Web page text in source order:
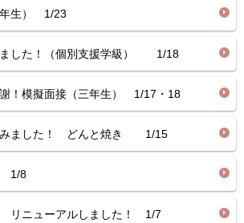
生） 1/23
ました！（個別支援学級） 1/18
！模擬面接（三年生） 1/17・18
みました！ どんと焼き 1/15
1/8
リニューアルしました！ 1/7